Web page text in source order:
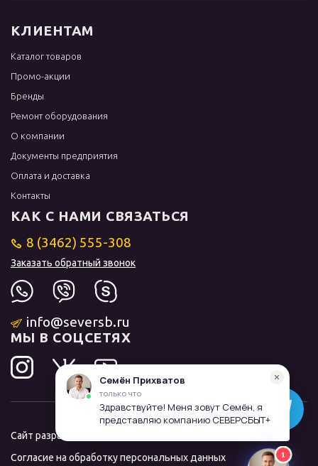
КЛИЕНТАМ
Каталог товаров
Промо-акции
Бренды
Ремонт оборудования
О компании
Документы предприятия
Оплата и доставка
Контакты
КАК С НАМИ СВЯЗАТЬСЯ
8 (3462) 555-308
Заказать обратный звонок
info@seversb.ru
МЫ В СОЦСЕТЯХ
Сайт разработал и продвинул
Согласие на обработку персональных данных